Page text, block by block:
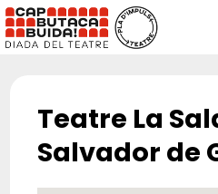
Teatre La
Salvador de